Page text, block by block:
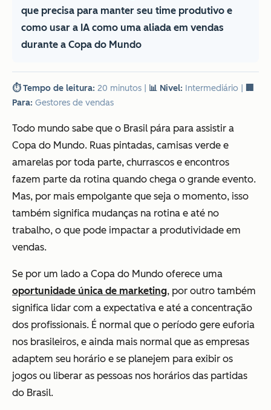
que precisa para manter seu time produtivo e
como usar a IA como uma aliada em vendas
durante a Copa do Mundo
⏱️ Tempo de leitura: 20 minutos 📊 Nivel: Intermediário
🏢
Para: Gestores de vendas
Todo mundo sabe que o Brasil pára para assistir a
Copa do Mundo. Ruas pintadas, camisas verde e
amarelas por toda parte, churrascos e encontros
fazem parte da rotina quando chega o grande evento.
Mas, por mais empolgante que seja o momento, isso
também significa mudanças na rotina e até no
trabalho, o que pode impactar a produtividade em
vendas.
Se por um lado a Copa do Mundo oferece uma
oportunidade única de marketing, por outro também
significa lidar com a expectativa e até a concentração
dos profissionais. É normal que o período gere euforia
nos brasileiros, e ainda mais normal que as empresas
adaptem seu horário e se planejem para exibir os
jogos ou liberar as pessoas nos horários das partidas
do Brasil.